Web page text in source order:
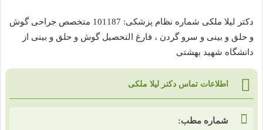
دکتر لیلا ملکی شماره نظام پزشکی: 101187 متخصص جراحی گوش
و حلق و بینی و سرو گردن ، فارغ التحصیل گوش و حلق و بینی از
دانشگاه شهید بهشتی
اطلاعات تماس دکتر لیلا ملکی
شماره مطب: